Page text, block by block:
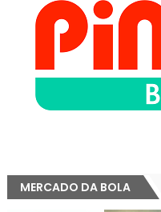
MERCADO DA BOLA